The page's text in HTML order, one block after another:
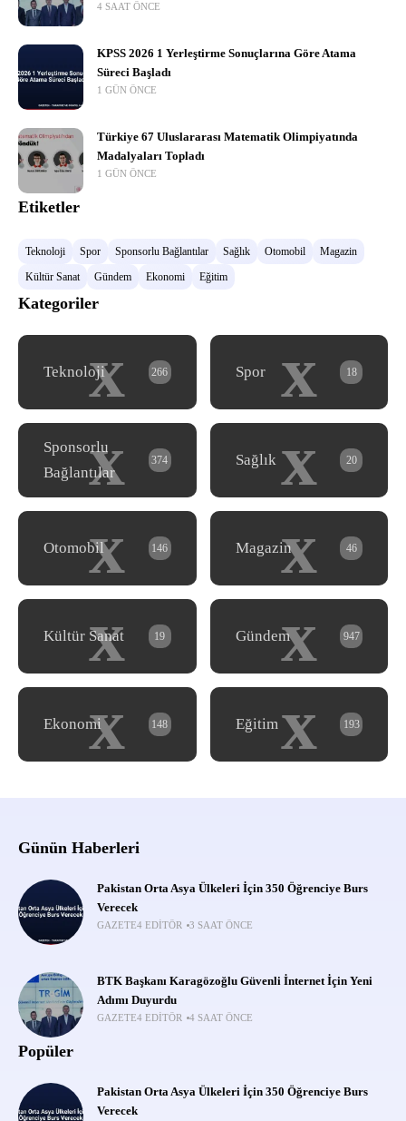
4 SAAT ÖNCE
KPSS 2026 1 Yerleştirme Sonuçlarına Göre Atama
Süreci Başladı
1 GÜN ÖNCE
Türkiye 67 Uluslararası Matematik Olimpiyatında
Madalyaları Topladı
1 GÜN ÖNCE
Etiketler
Teknoloji Spor Sponsorlu Bağlantılar Sağlık Otomobil
Magazin
Kültür Sanat
Gündem Ekonomi Eğitim
Kategoriler
x
Teknoloji 266 x
Spor 18
x
Sponsorlu
Bağlantılar
374 x
Sağlık 20
x
Otomobil 146 x
Magazin 46
x
Kültür Sanat 19 x
Gündem 947
x
Ekonomi 148 x
Eğitim 193
Günün Haberleri
Pakistan Orta Asya Ülkeleri İçin 350 Öğrenciye Burs
Verecek
GAZETE4 EDITÖR 3 SAAT ÖNCE
BTK Başkanı Karagözoğlu Güvenli İnternet İçin Yeni
Adımı Duyurdu
GAZETE4 EDITÖR 4 SAAT ÖNCE
Popüler
Pakistan Orta Asya Ülkeleri İçin 350 Öğrenciye Burs
Verecek